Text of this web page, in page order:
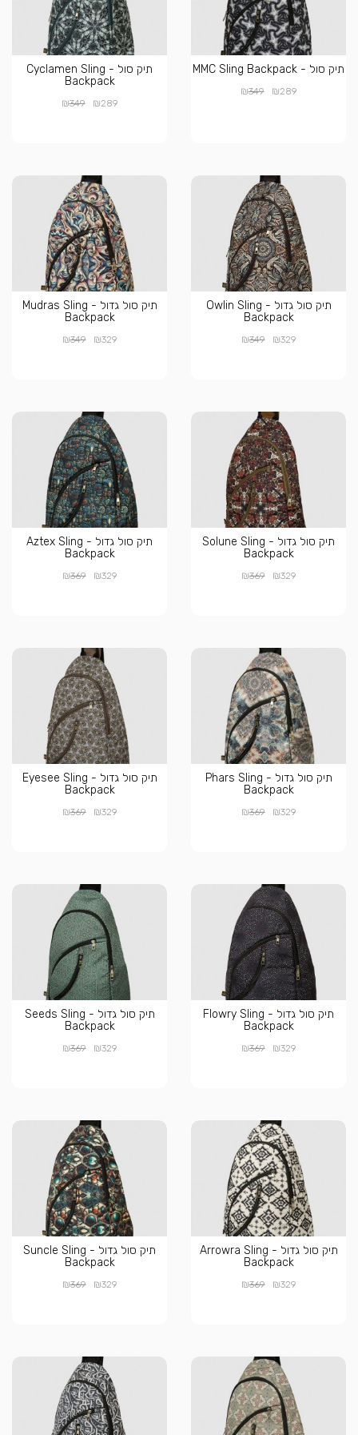
תיק סול - MMC Sling Backpack
₪289
₪349
תיק סול - Cyclamen Sling
Backpack
₪289
₪349
תיק סול גדול - Owlin Sling
Backpack
₪329
₪349
תיק סול גדול - Mudras Sling
Backpack
₪329
₪349
תיק סול גדול - Solune Sling
Backpack
₪329
₪369
תיק סול גדול - Aztex Sling
Backpack
₪329
₪369
תיק סול גדול - Phars Sling
Backpack
₪329
₪369
תיק סול גדול - Eyesee Sling
Backpack
₪329
₪369
תיק סול גדול - Flowry Sling
Backpack
₪329
₪369
תיק סול גדול - Seeds Sling
Backpack
₪329
₪369
תיק סול גדול - Arrowra Sling
Backpack
₪329
₪369
תיק סול גדול - Suncle Sling
Backpack
₪329
₪369